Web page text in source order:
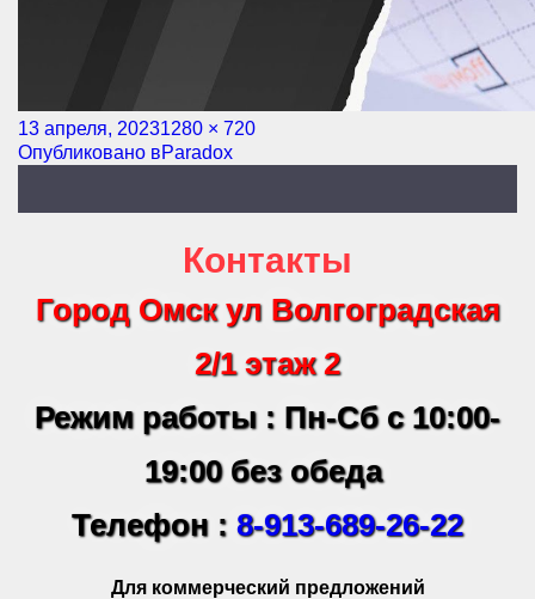
Опубликовано
13 апреля, 2023Полный
размер
1280 × 720
Навигация
Опубликовано вParadox
Контакты
Город Омск ул Волгоградская
2/1 этаж 2
Режим работы : Пн-Сб с 10:00-
19:00 без обеда
Телефон : 8-913-689-26-22
Для коммерческий предложений